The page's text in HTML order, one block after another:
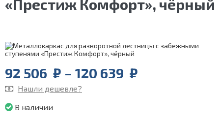
«Престиж Комфорт», чёрный
92 506 ₽ – 120 639 ₽
Нашли дешевле?
В наличии